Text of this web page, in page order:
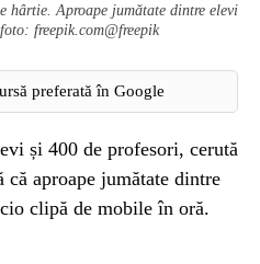
hârtie. Aproape jumătate dintre elevi
freepik.com@freepik
preferată în Google
și 400 de profesori, cerută
aproape jumătate dintre
clipă de mobile în oră.